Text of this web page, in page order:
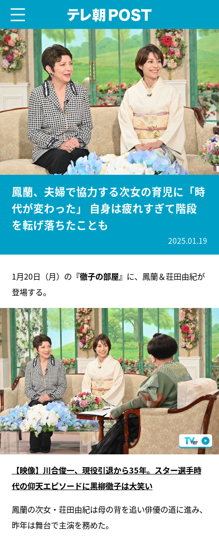
鳳蘭、夫婦で協力する次女の育児に「時
代が変わった」 自身は疲れすぎて階段
を転げ落ちたことも
2025.01.19
1月20日（月）の 『徹子の部屋』 に、鳳蘭＆荘田由紀が
登場する。
【映像】川合俊一、現役引退から35年。スター選手時
代の仰天エピソードに黒柳徹子は大笑い
鳳蘭の次女・荘田由紀は母の背を追い俳優の道に進み、
昨年は舞台で主演を務めた。